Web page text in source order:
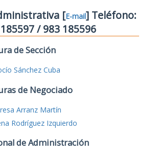
[E-mail] Teléfono:
/ 983 185596
de Sección
Sánchez Cuba
de Negociado
Arranz Martín
Rodríguez Izquierdo
de Administración